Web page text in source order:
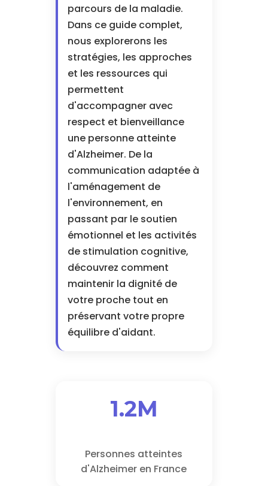
parcours de la maladie.
Dans ce guide complet,
nous explorerons les
stratégies, les approches
et les ressources qui
permettent
d'accompagner avec
respect et bienveillance
une personne atteinte
d'Alzheimer. De la
communication adaptée à
l'aménagement de
l'environnement, en
passant par le soutien
émotionnel et les activités
de stimulation cognitive,
découvrez comment
maintenir la dignité de
votre proche tout en
préservant votre propre
équilibre d'aidant.
1.2M
Personnes atteintes
d'Alzheimer en France